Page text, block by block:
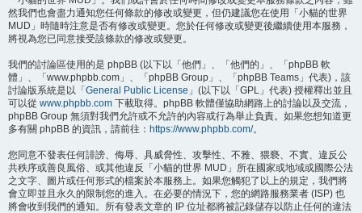
然我們也會盡力通知您任何條款的修改或變更，但仍建議您在使用「小貓的世界
MUD」時隨時注意是否有修改或變更。您於任何修改或變更後繼續使用本服務，
將視為您已同意接受該條款的修改或變更。
我們的討論區使用的是 phpBB (以下以「他們」、「他們的」、「phpBB 軟
體」、「www.phpbb.com」、「phpBB Group」、「phpBB Teams」代表)，該
討論版系統是以「 General Public License 」(以下以「GPL」代表) 授權釋出並且
可以從 www.phpbb.com 下載取得。phpBB 軟體僅協助網路上的討論以及交流，
phpBB Group 無須對我們允許或不允許的內容或行為舉止負責。如果您想知道更
多有關 phpBB 的資訊，請前往： https://www.phpbb.com/。
您同意不發表任何誹謗、侮辱、具威脅性、攻擊性、不雅、猥褻、不實、違反公
共秩序或善良風俗、或其他違反「小貓的世界 MUD」所在國家或地域或國際公法
之文字、圖片或任何形式的檔案於本服務上。如果您觸犯了以上的規定，我們將
會立即並且永久的限制您的進入。在必要的情況下，您的網路服務業者 (ISP) 也
將會收到我們的通知。所有發表文章的 IP 位址都將被記錄儲存以防止任何的違法